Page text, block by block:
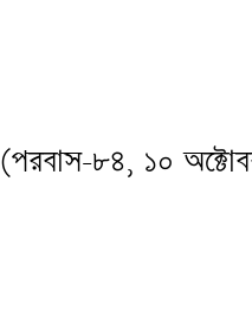
(পরবাস-৮৪, ১০